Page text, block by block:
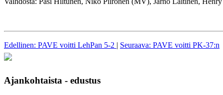
Edellinen: PAVE voitti LehPan 5-2 | Seuraava: PAVE voitti PK-37:n
Ajankohtaista - edustus